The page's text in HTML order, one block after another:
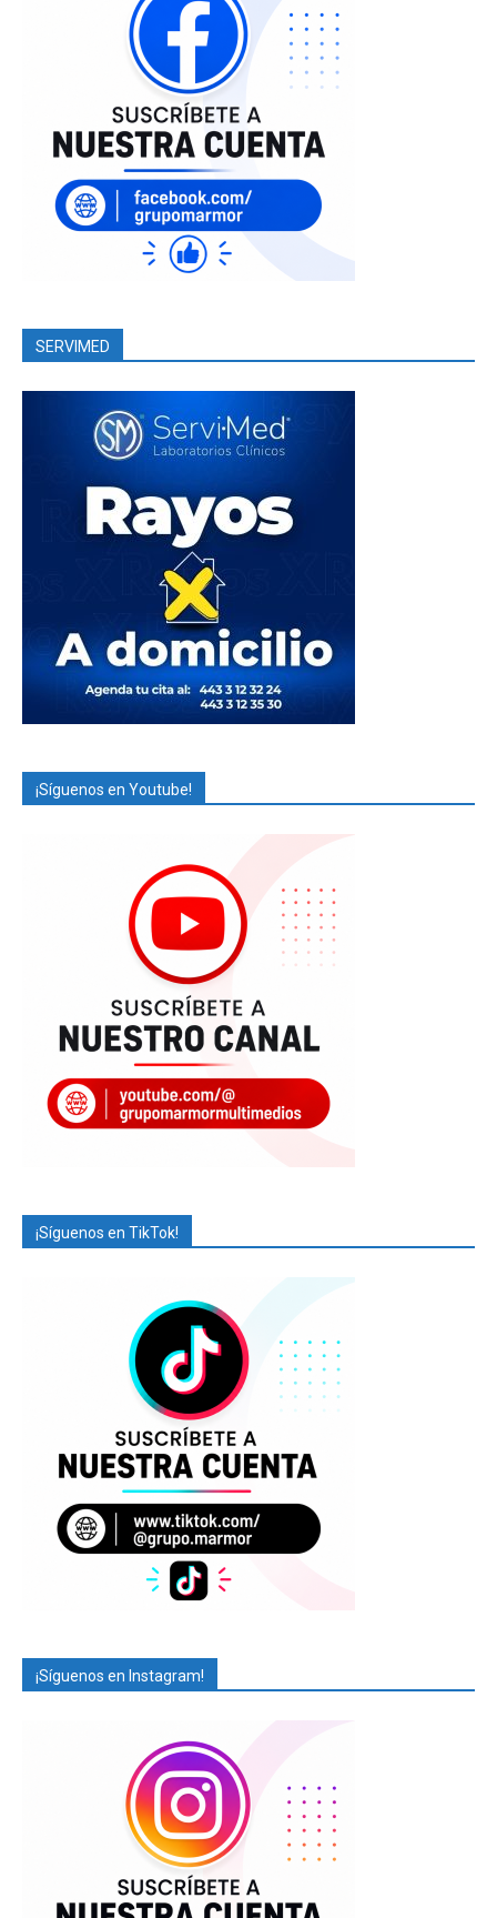
SERVIMED
¡Síguenos en Youtube!
¡Síguenos en TikTok!
¡Síguenos en Instagram!